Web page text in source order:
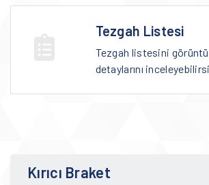
Tezgah Listesi
Tezgah listesini
detaylarını
Kırıcı Braket